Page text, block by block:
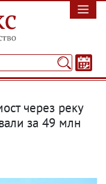
через реку
за 49 млн